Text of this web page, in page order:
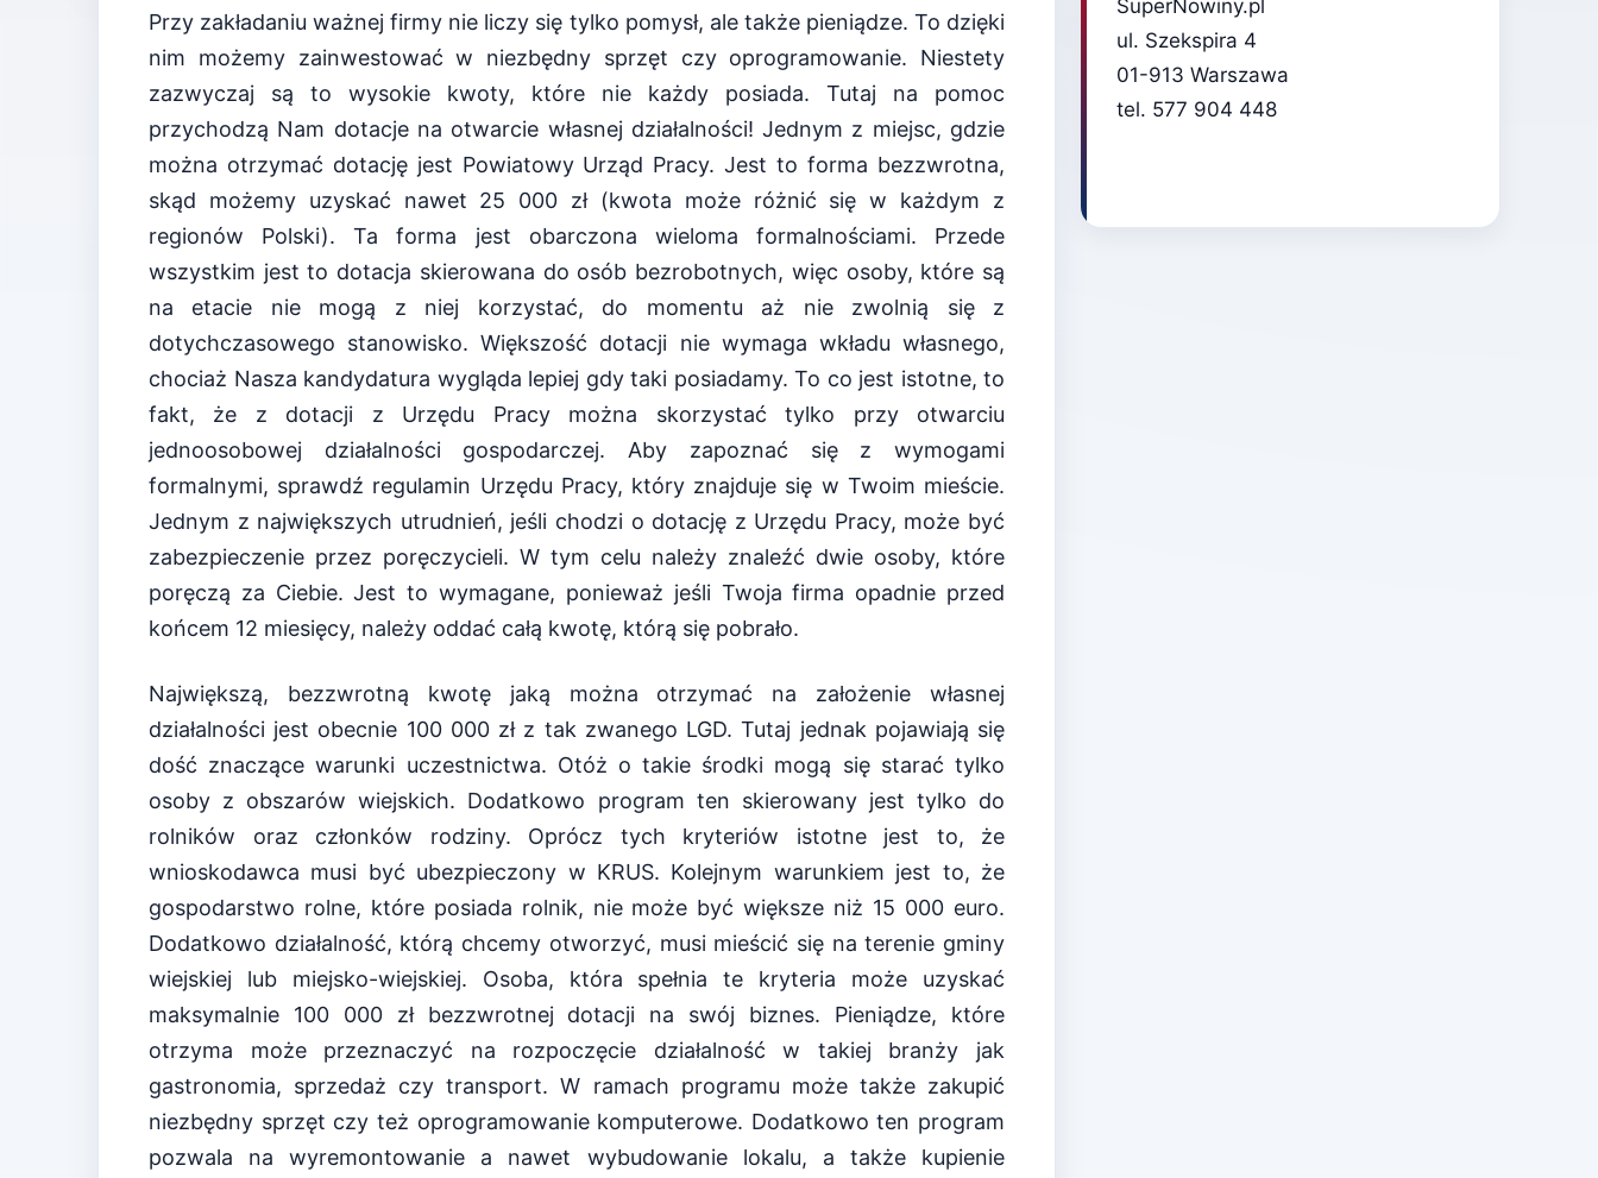
Przy zakładaniu ważnej firmy nie liczy się tylko pomysł, ale także pieniądze. To dzięki
nim możemy zainwestować w niezbędny sprzęt czy oprogramowanie. Niestety
zazwyczaj są to wysokie kwoty, które nie każdy posiada. Tutaj na pomoc
przychodzą Nam dotacje na otwarcie własnej działalności! Jednym z miejsc, gdzie
można otrzymać dotację jest Powiatowy Urząd Pracy. Jest to forma bezzwrotna,
skąd możemy uzyskać nawet 25 000 zł (kwota może różnić się w każdym z
regionów Polski). Ta forma jest obarczona wieloma formalnościami. Przede
wszystkim jest to dotacja skierowana do osób bezrobotnych, więc osoby, które są
na etacie nie mogą z niej korzystać, do momentu aż nie zwolnią się z
dotychczasowego stanowisko. Większość dotacji nie wymaga wkładu własnego,
chociaż Nasza kandydatura wygląda lepiej gdy taki posiadamy. To co jest istotne, to
fakt, że z dotacji z Urzędu Pracy można skorzystać tylko przy otwarciu
jednoosobowej działalności gospodarczej. Aby zapoznać się z wymogami
formalnymi, sprawdź regulamin Urzędu Pracy, który znajduje się w Twoim mieście.
Jednym z największych utrudnień, jeśli chodzi o dotację z Urzędu Pracy, może być
zabezpieczenie przez poręczycieli. W tym celu należy znaleźć dwie osoby, które
poręczą za Ciebie. Jest to wymagane, ponieważ jeśli Twoja firma opadnie przed
końcem 12 miesięcy, należy oddać całą kwotę, którą się pobrało.
Największą, bezzwrotną kwotę jaką można otrzymać na założenie własnej
działalności jest obecnie 100 000 zł z tak zwanego LGD. Tutaj jednak pojawiają się
dość znaczące warunki uczestnictwa. Otóż o takie środki mogą się starać tylko
osoby z obszarów wiejskich. Dodatkowo program ten skierowany jest tylko do
rolników oraz członków rodziny. Oprócz tych kryteriów istotne jest to, że
wnioskodawca musi być ubezpieczony w KRUS. Kolejnym warunkiem jest to, że
gospodarstwo rolne, które posiada rolnik, nie może być większe niż 15 000 euro.
Dodatkowo działalność, którą chcemy otworzyć, musi mieścić się na terenie gminy
wiejskiej lub miejsko-wiejskiej. Osoba, która spełnia te kryteria może uzyskać
maksymalnie 100 000 zł bezzwrotnej dotacji na swój biznes. Pieniądze, które
otrzyma może przeznaczyć na rozpoczęcie działalność w takiej branży jak
gastronomia, sprzedaż czy transport. W ramach programu może także zakupić
niezbędny sprzęt czy też oprogramowanie komputerowe. Dodatkowo ten program
pozwala na wyremontowanie a nawet wybudowanie lokalu, a także kupienie
SuperNowiny.pl
ul. Szekspira 4
01-913 Warszawa
tel. 577 904 448